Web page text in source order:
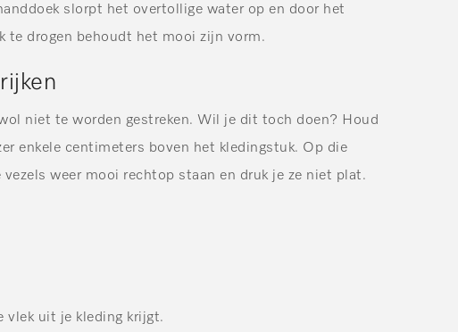
slorpt het overtollige water op en door het
te drogen behoudt het mooi zijn vorm.
niet te worden gestreken. Wil je dit toch doen? Houd
enkele centimeters boven het kledingstuk. Op die
vezels weer mooi rechtop staan en druk je ze niet plat.
vlek uit je kleding krijgt.